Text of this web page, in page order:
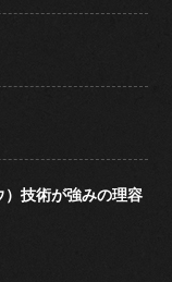
技術が強みの理容